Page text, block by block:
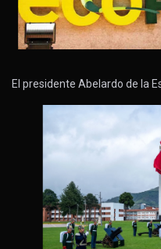
El presidente Abelardo de la